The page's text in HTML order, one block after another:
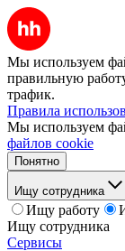
Мы используем
правильную
трафик.
Правила
Мы используем
файлов cookie
Понятно
Ищу сотрудника
Ищу работу
Ищу сотрудника
Сервисы